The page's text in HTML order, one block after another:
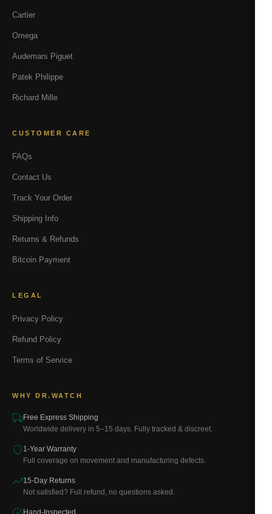
Cartier
Omega
Audemars Piguet
Patek Philippe
Richard Mille
CUSTOMER CARE
FAQs
Contact Us
Track Your Order
Shipping Info
Returns & Refunds
Bitcoin Payment
LEGAL
Privacy Policy
Refund Policy
Terms of Service
WHY DR.WATCH
Free Express Shipping
Worldwide delivery in 5–15 days. Fully tracked & discreet.
1-Year Warranty
Full coverage on movement and manufacturing defects.
15-Day Returns
Not satisfied? Full refund, no questions asked.
Hand-Inspected